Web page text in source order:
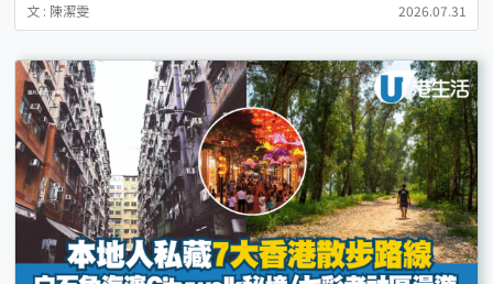
文 : 陳潔雯 2026.07.31